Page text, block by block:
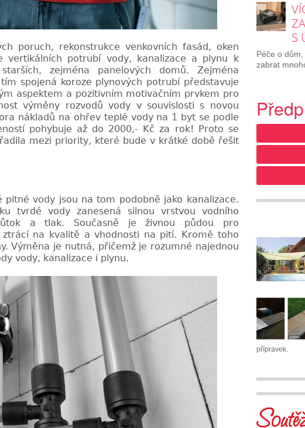
poruch, rekonstrukce venkovních fasád, oken
vertikálních potrubí vody, kanalizace a plynu k
zejména panelových domů. Zejména
spojená koroze plynových potrubí představuje
aspektem a pozitivním motivačním prvkem pro
výměny rozvodůvody v souvislosti s novou
nákladů na ohřev teplé vody na 1 byt se podle
pohybuje až do 2000,- Kč za rok! Proto se
mezi priority, které bude v krátké době řešit
pitné vody jsou na tom podobně jako kanalizace.
tvrdé vody zanesená silnou vrstvou vodního
a tlak. Současně je živnou půdou pro
na kvalitě a vhodnosti na pití. Kromě toho
Výměna je nutná, přičemž je rozumné najednou
vody, kanalizace i plynu.
S
Péče o
zabrat
přípravek.